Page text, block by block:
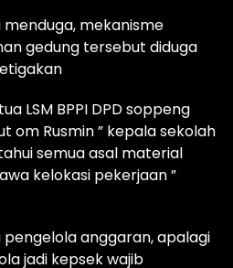
menduga, mekanisme
gedung tersebut diduga
LSM BPPI DPD soppeng
om Rusmin ” kepala sekolah
semua asal material
kelokasi pekerjaan ”
pengelola anggaran, apalagi
jadi kepsek wajib